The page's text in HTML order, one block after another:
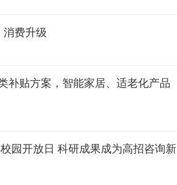
消费升级
补贴方案，智能家居、适老化产品
园开放日 科研成果成为高招咨询新